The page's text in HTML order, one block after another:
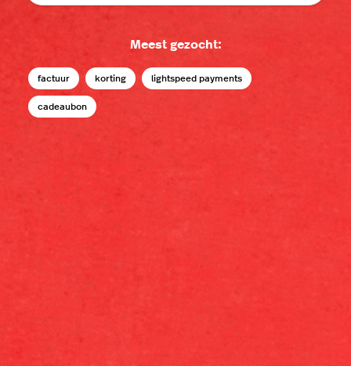
Meest gezocht:
factuur korting lightspeed payments
cadeaubon